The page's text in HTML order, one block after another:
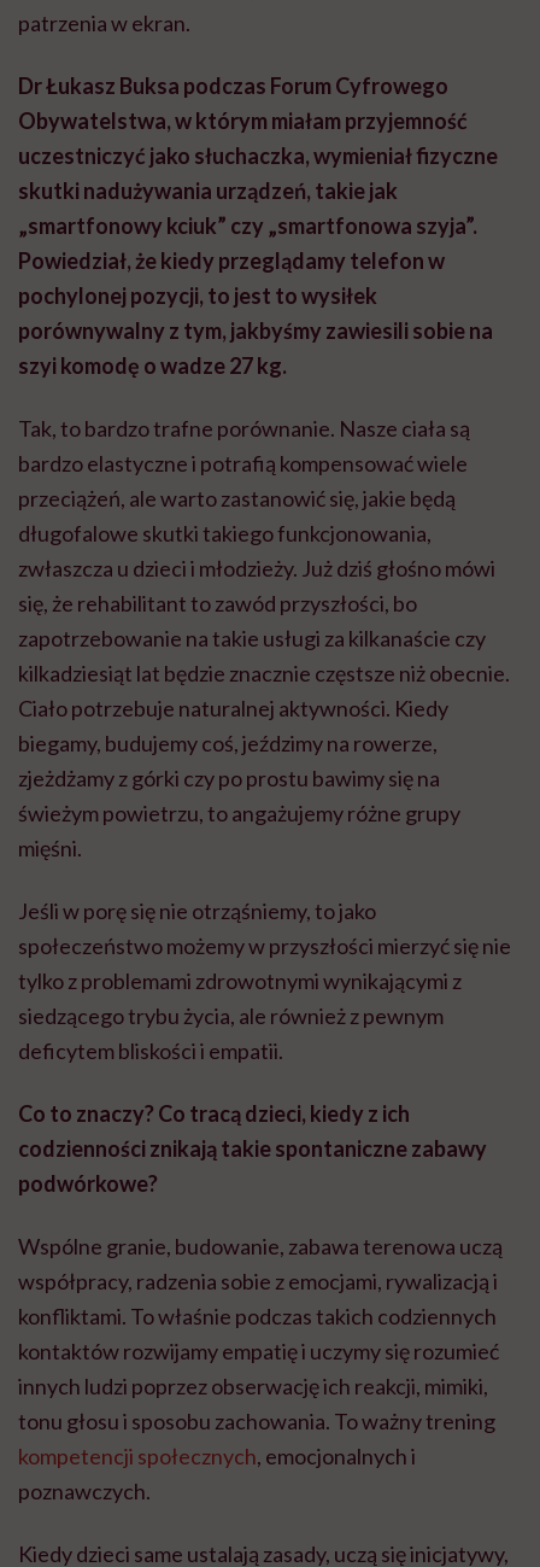
patrzenia w ekran.
Dr Łukasz Buksa podczas Forum Cyfrowego
Obywatelstwa, w którym miałam przyjemność
uczestniczyć jako słuchaczka, wymieniał fizyczne
skutki nadużywania urządzeń, takie jak
„smartfonowy kciuk” czy „smartfonowa szyja”.
Powiedział, że kiedy przeglądamy telefon w
pochylonej pozycji, to jest to wysiłek
porównywalny z tym, jakbyśmy zawiesili sobie na
szyi komodę o wadze 27 kg.
Tak, to bardzo trafne porównanie. Nasze ciała są
bardzo elastyczne i potrafią kompensować wiele
przeciążeń, ale warto zastanowić się, jakie będą
długofalowe skutki takiego funkcjonowania,
zwłaszcza u dzieci i młodzieży. Już dziś głośno mówi
się, że rehabilitant to zawód przyszłości, bo
zapotrzebowanie na takie usługi za kilkanaście czy
kilkadziesiąt lat będzie znacznie częstsze niż obecnie.
Ciało potrzebuje naturalnej aktywności. Kiedy
biegamy, budujemy coś, jeździmy na rowerze,
zjeżdżamy z górki czy po prostu bawimy się na
świeżym powietrzu, to angażujemy różne grupy
mięśni.
Jeśli w porę się nie otrząśniemy, to jako
społeczeństwo możemy w przyszłości mierzyć się nie
tylko z problemami zdrowotnymi wynikającymi z
siedzącego trybu życia, ale również z pewnym
deficytem bliskości i empatii.
Co to znaczy? Co tracą dzieci, kiedy z ich
codzienności znikają takie spontaniczne zabawy
podwórkowe?
Wspólne granie, budowanie, zabawa terenowa uczą
współpracy, radzenia sobie z emocjami, rywalizacją i
konfliktami. To właśnie podczas takich codziennych
kontaktów rozwijamy empatię i uczymy się rozumieć
innych ludzi poprzez obserwację ich reakcji, mimiki,
tonu głosu i sposobu zachowania. To ważny trening
kompetencji społecznych, emocjonalnych i
poznawczych.
Kiedy dzieci same ustalają zasady, uczą się inicjatywy,